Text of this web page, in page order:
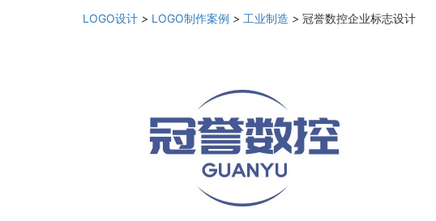
LOGO设计 > LOGO制作案例 > 工业制造 > 冠誉数控企业标志设计